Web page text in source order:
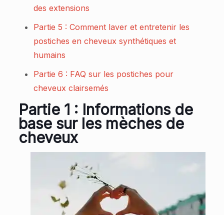
des extensions
Partie 5 : Comment laver et entretenir les
postiches en cheveux synthétiques et
humains
Partie 6 : FAQ sur les postiches pour
cheveux clairsemés
Partie 1 : Informations de
base sur les mèches de
cheveux